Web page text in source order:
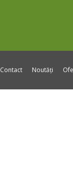
Contact Noutăți